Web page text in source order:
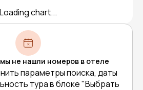
Loading chart...
не нашли номеров в отеле
параметры поиска, даты
тура в блоке "Выбрать